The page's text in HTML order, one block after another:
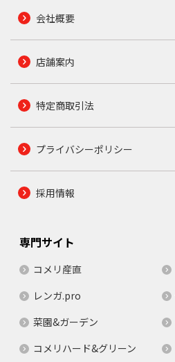
会社概要
店舗案内
特定商取引法
プライバシーポリシー
採用情報
専門サイト
コメリ産直
レンガ.pro
菜園&ガーデン
コメリハード&グリーン